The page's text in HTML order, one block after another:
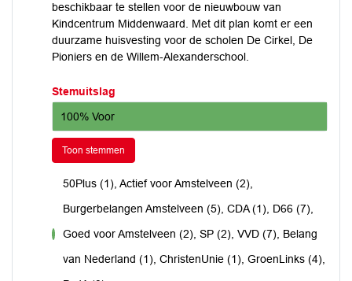
beschikbaar te stellen voor de nieuwbouw van
Kindcentrum Middenwaard. Met dit plan komt er een
duurzame huisvesting voor de scholen De Cirkel, De
Pioniers en de Willem-Alexanderschool.
Stemuitslag
100% Voor
Toon stemmen
50Plus (1), Actief voor Amstelveen (2),
Burgerbelangen Amstelveen (5), CDA (1), D66 (7),
Goed voor Amstelveen (2), SP (2), VVD (7), Belang
van Nederland (1), ChristenUnie (1), GroenLinks (4),